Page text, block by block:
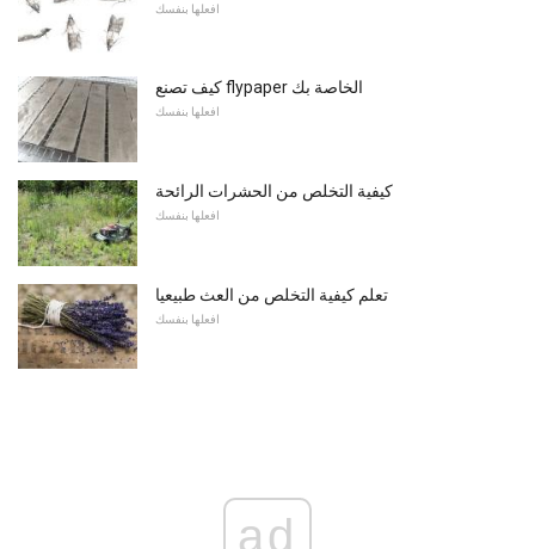
افعلها بنفسك
كيف تصنع flypaper الخاصة بك
افعلها بنفسك
كيفية التخلص من الحشرات الرائحة
افعلها بنفسك
تعلم كيفية التخلص من العث طبيعيا
افعلها بنفسك
ad